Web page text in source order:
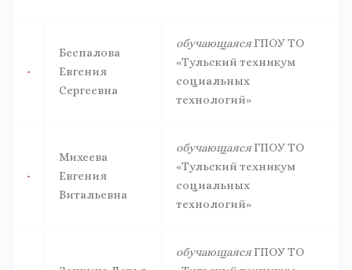
Беспалова
Евгения
Сергеевна
обучающаясяГПОУ ТО
«Тульский техникум
социальных
технологий»
Михеева
Евгения
Витальевна
обучающаясяГПОУ ТО
«Тульский техникум
социальных
технологий»
обучающаясяГПОУ ТО